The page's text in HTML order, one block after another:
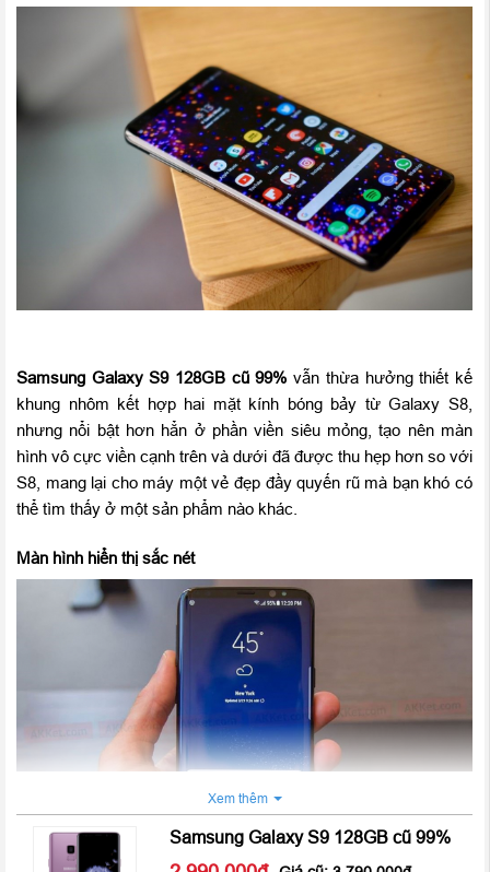
Samsung Galaxy S9 128GB cũ 99% vẫn thừa hưởng thiết kế
khung nhôm kết hợp hai mặt kính bóng bảy từ Galaxy S8,
nhưng nổi bật hơn hẳn ở phần viền siêu mỏng, tạo nên màn
hình vô cực viền cạnh trên và dưới đã được thu hẹp hơn so với
S8, mang lại cho máy một vẻ đẹp đầy quyến rũ mà bạn khó có
thể tìm thấy ở một sản phẩm nào khác.
Màn hình hiển thị sắc nét
Xem thêm
Samsung Galaxy S9 128GB cũ 99%